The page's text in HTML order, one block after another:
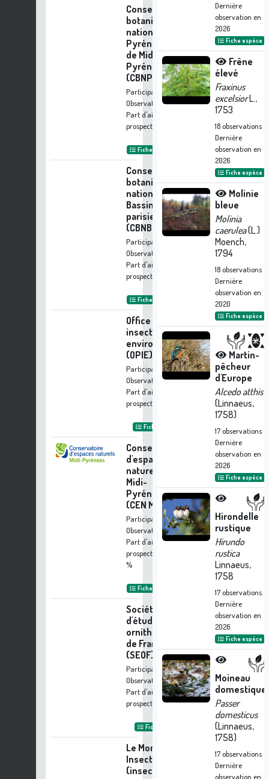
Conservatoire
botanique
national des
Pyrénées et
de Midi-
Pyrénées
(CBNPMP)
Participation à 9
Observations
Part d'aide à la
prospection :
Fiche organisme
Conservatoire
botanique
national du
Bassin
parisien
(CBNBP)
Participation à 6
Observations
Part d'aide à la
prospection :
Fiche organisme
Office pour les
insectes et leur
environnement
(OPIE)
Participation à 5
Observations
Part d'aide à la
prospection :
Fiche organisme
Conservatoire
d'espaces
naturels de
Midi-
Pyrénées
(CEN MP)
Participation à 5
Observations
Part d'aide à la
prospection :
%
Fiche organisme
Société
d'études
ornithologiques
de France
(SEOF)
Participation à 3
Observations
Part d'aide à la
prospection :0.06 %
Fiche organisme
Le Monde des
Insectes
(insectes.org)
Dernière
observation en
2026
Fiche espèce
Frêne
élevé
Fraxinus
excelsiorL.,
1753
18observations
Dernière
observation en
2026
Fiche espèce
Molinie
bleue
Molinia
caerulea(L.)
Moench,
1794
18observations
Dernière
observation en
2020
Fiche espèce
Martin-
pêcheur
d'Europe
Alcedo atthis
(Linnaeus,
1758)
17observations
Dernière
observation en
2026
Fiche espèce
Hirondelle
rustique
Hirundo
rustica
Linnaeus,
1758
17observations
Dernière
observation en
2026
Fiche espèce
Moineau
domestique
Passer
domesticus
(Linnaeus,
1758)
17observations
Dernière
observation en